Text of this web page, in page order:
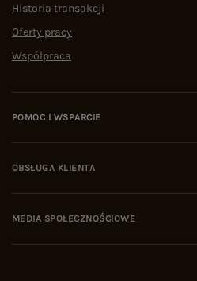
Historia transakcji
Oferty pracy
Współpraca
POMOC I WSPARCIE
OBSŁUGA KLIENTA
MEDIA SPOŁECZNOŚCIOWE